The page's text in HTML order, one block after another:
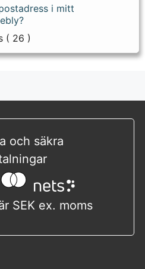
i mitt
( 26 )
och säkra
SEK ex. moms